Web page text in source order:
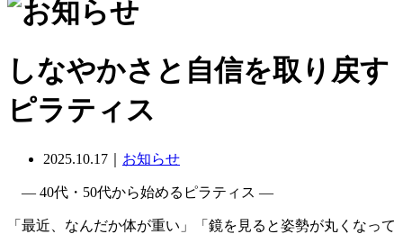
しなやかさと自信を取り戻す
ピラティス
2025.10.17｜ お知らせ
― 40代・50代から始めるピラティス ―
「最近、なんだか体が重い」「鏡を見ると姿勢が丸くなって